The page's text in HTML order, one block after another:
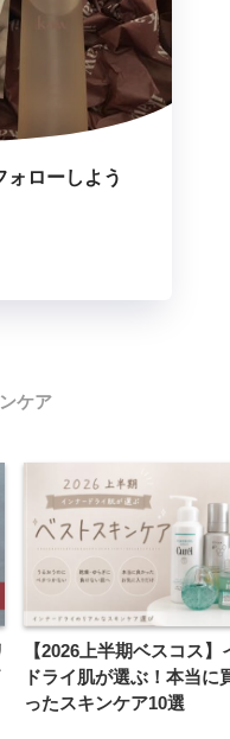
ォローしよう
ケア
【2026上半期ベスコス】
ドライ肌が選ぶ！本当に
ったスキンケア10選